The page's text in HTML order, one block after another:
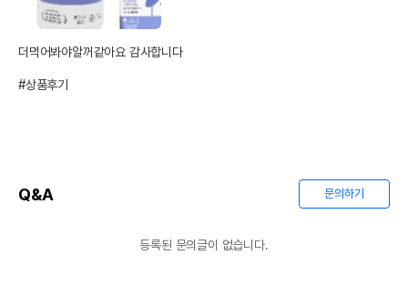
더먹어봐야알꺼같아요 감사합니다
#상품후기
Q&A 문의하기
등록된 문의글이 없습니다.